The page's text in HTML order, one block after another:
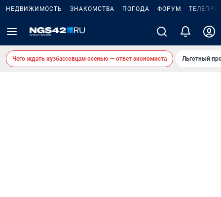
НЕДВИЖИМОСТЬ ЗНАКОМСТВА ПОГОДА ФОРУМ
Чего ждать кузбассовцам осенью — ответ экономиста Льготный